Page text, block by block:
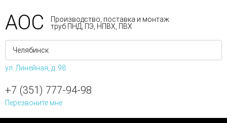
АОС
Производство, поставка и монтаж
труб ПНД, ПЭ, НПВХ, ПВХ
ул. Линейная, д. 98
+7 (351) 777-94-98
Перезвоните мне